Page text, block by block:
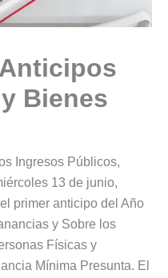
Bienes
Ingresos Públicos,
13 de junio,
primer anticipo del Año
y Sobre los
Físicas y
Mínima Presunta. El